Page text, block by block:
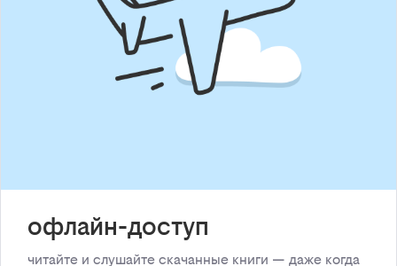
офлайн-доступ
читайте и слушайте скачанные книги — даже когда